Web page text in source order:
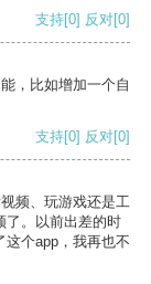
支持[0] 反对[0]
，比如增加一个自
支持[0] 反对[0]
频、玩游戏还是工
了。以前出差的时
个app，我再也不